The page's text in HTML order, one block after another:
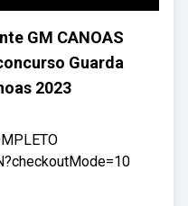
GM CANOAS
Guarda
2023